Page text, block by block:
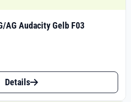
AG Audacity Gelb F03
Details